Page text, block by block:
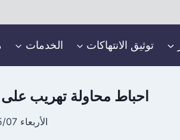
توثيق الانتهاكات الخدمات
احباط محاولة تهريب على
الأربعاء 2025/05/07